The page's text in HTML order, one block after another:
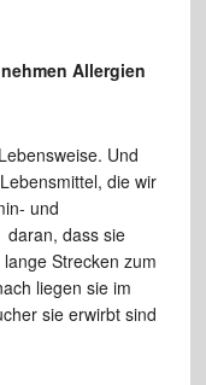
Allergien
Und
die wir
und
daran, dass sie
Strecken zum
liegen sie im
sie erwirbt sind